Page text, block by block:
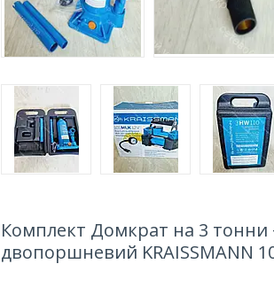
Комплект Домкрат на 3
двопоршневий KRAISSMANN